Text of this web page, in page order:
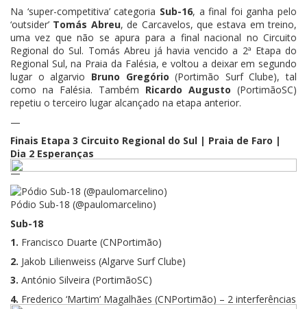
Na ‘super-competitiva’ categoria Sub-16, a final foi ganha pelo
‘outsider’ Tomás Abreu, de Carcavelos, que estava em treino,
uma vez que não se apura para a final nacional no Circuito
Regional do Sul. Tomás Abreu já havia vencido a 2ª Etapa do
Regional Sul, na Praia da Falésia, e voltou a deixar em segundo
lugar o algarvio Bruno Gregório (Portimão Surf Clube), tal
como na Falésia. Também Ricardo Augusto (PortimãoSC)
repetiu o terceiro lugar alcançado na etapa anterior.
—
Finais Etapa 3 Circuito Regional do Sul | Praia de Faro |
Dia 2 Esperanças
—
Pódio Sub-18 (@paulomarcelino)
Sub-18
1. Francisco Duarte (CNPortimão)
2. Jakob Lilienweiss (Algarve Surf Clube)
3. António Silveira (PortimãoSC)
4. Frederico ‘Martim’ Magalhães (CNPortimão) – 2 interferências